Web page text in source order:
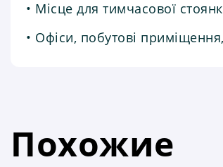
• Місце для тимчасової
• Офіси, побутові
Похожие